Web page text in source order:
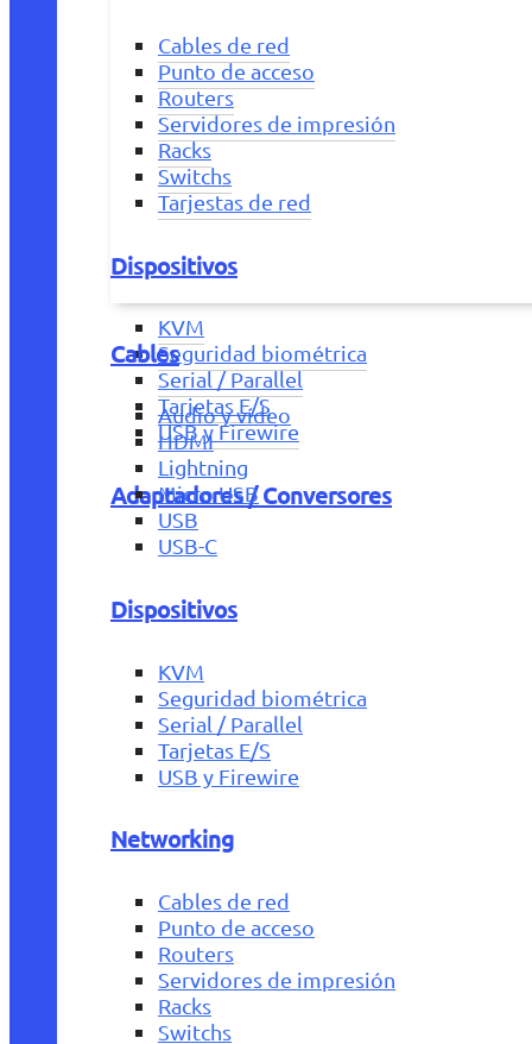
Cables de red
Punto de acceso
Routers
Servidores de impresión
Racks
Switchs
Tarjestas de red
Dispositivos
KVM
Seguridad biométrica
Serial / Parallel
Tarjetas E/S
USB y Firewire
Adaptadores / Conversores
Cables
Audio y vídeo
HDMI
Lightning
Micro USB
USB
USB-C
Dispositivos
KVM
Seguridad biométrica
Serial / Parallel
Tarjetas E/S
USB y Firewire
Networking
Cables de red
Punto de acceso
Routers
Servidores de impresión
Racks
Switchs